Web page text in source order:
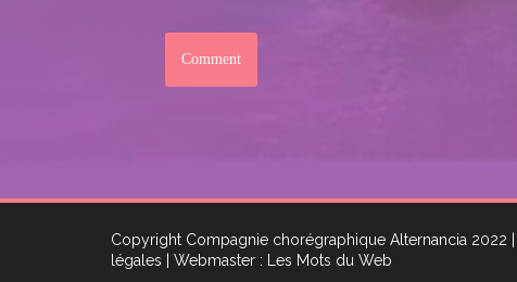
Copyright Compagnie chorégraphique Alternancia 2022
légales
| Webmaster : Les Mots du Web